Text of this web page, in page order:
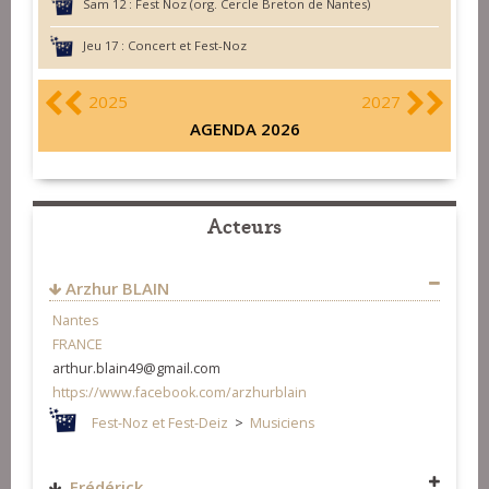
Sam 12 : Fest Noz (org. Cercle Breton de Nantes)
Jeu 17 : Concert et Fest-Noz
2025
2027
AGENDA 2026
Acteurs
Arzhur BLAIN
Nantes
FRANCE
arthur.blain49@gmail.com
https://www.facebook.com/arzhurblain
Fest-Noz et Fest-Deiz > Musiciens